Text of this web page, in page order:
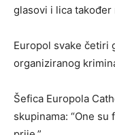
glasovi i lica
Europol svake četiri
organiziranog
Šefica Europola
skupinama: “One